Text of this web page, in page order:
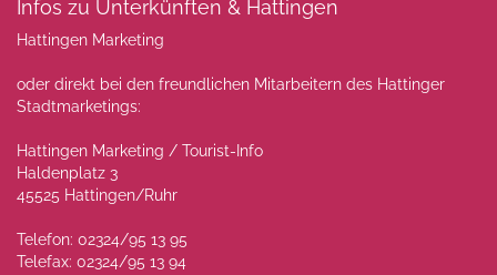
Infos zu Unterkünften & Hattingen
Hattingen Marketing
oder direkt bei den freundlichen Mitarbeitern des Hattinger
Stadtmarketings:
Hattingen Marketing / Tourist-Info
Haldenplatz 3
45525 Hattingen/Ruhr
Telefon: 02324/95 13 95
Telefax: 02324/95 13 94